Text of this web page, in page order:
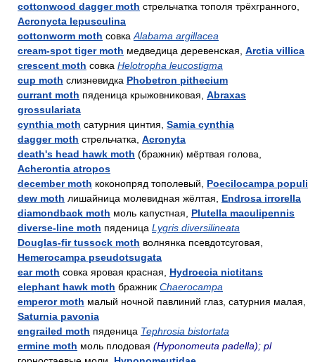
cottonwood dagger moth стрельчатка тополя трёхгранного,
Acronycta lepusculina
cottonworm moth совка Alabama argillacea
cream-spot tiger moth медведица деревенская, Arctia villica
crescent moth совка Helotropha leucostigma
cup moth слизневидка Phobetron pithecium
currant moth пяденица крыжовниковая, Abraxas
grossulariata
cynthia moth сатурния цинтия, Samia cynthia
dagger moth стрельчатка, Acronyta
death's head hawk moth (бражник) мёртвая голова,
Acherontia atropos
december moth коконопряд тополевый, Poecilocampa populi
dew moth лишайница молевидная жёлтая, Endrosa irrorella
diamondback moth моль капустная, Plutella maculipennis
diverse-line moth пяденица Lygris diversilineata
Douglas-fir tussock moth волнянка псевдотсуговая,
Hemerocampa pseudotsugata
ear moth совка яровая красная, Hydroecia nictitans
elephant hawk moth бражник Chaerocampa
emperor moth малый ночной павлиний глаз, сатурния малая,
Saturnia pavonia
engrailed moth пяденица Tephrosia bistortata
ermine moth моль плодовая (Hyponomeuta padella); pl